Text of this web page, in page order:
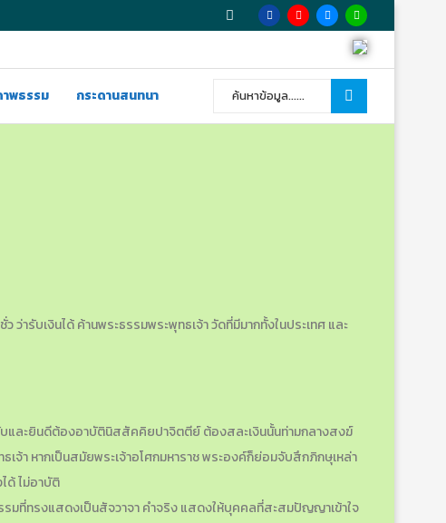
พธรรม กระดานสนทนา
ารับเงินได้ ค้านพระธรรมพระพุทธเจ้า วัดที่มีมากทั้งในประเทศ และ
และยินดีต้องอาบัตินิสสัคคิยปาจิตตีย์ ต้องสละเงินนั้นท่ามกลางสงฆ์
จ้า หากเป็นสมัยพระเจ้าอโศกมหาราช พระองค์ก็ย่อมจับสึกภิกษุเหล่า
ด้ ไม่อาบัติ
ที่ทรงแสดงเป็นสัจวาจา คำจริง แสดงให้บุคคลที่สะสมปัญญาเข้าใจ